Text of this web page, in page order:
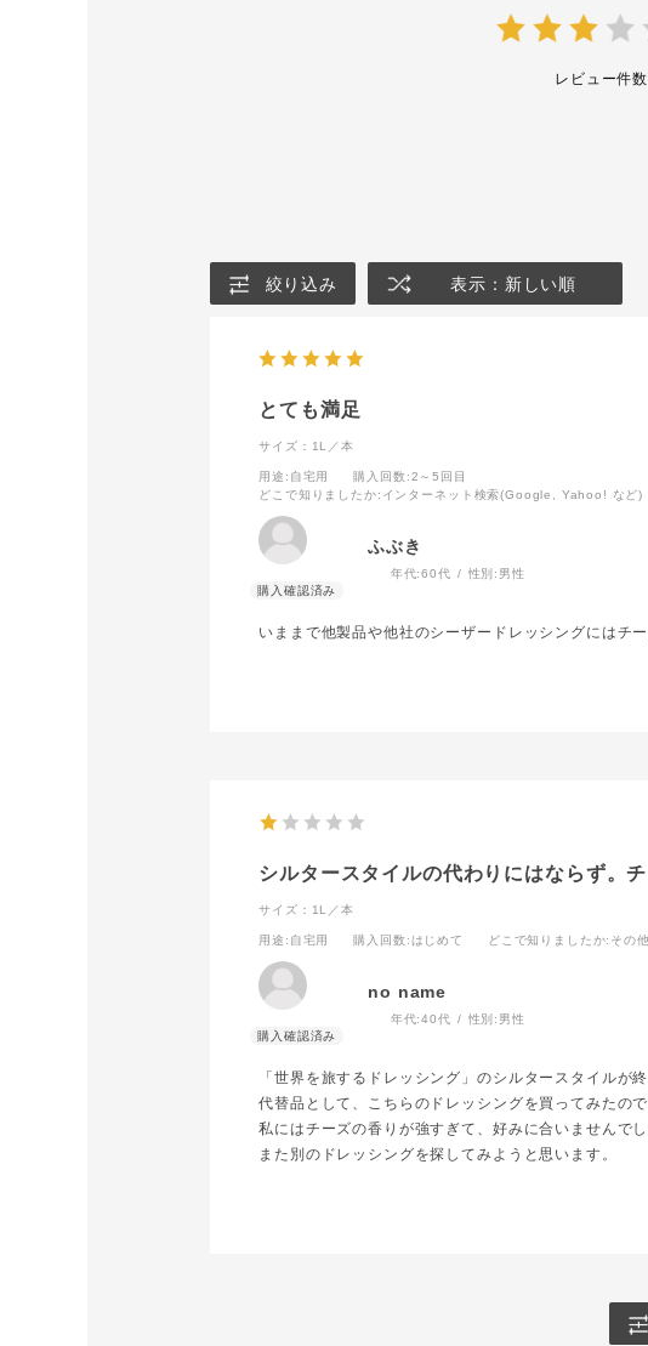
レビュー件数
絞り込み 表示：新しい順
とても満足
サイズ：1L／本
用途 :自宅用 購入回数:2～5回目
どこで知りましたか:インターネット検索(Google, Yahoo! など)
ふぶき
年代:60代 性別: 男性
いままで他製品や他社のシーザードレッシングにはチ
シルタースタイルの代わりにはならず。チ
サイズ：1L／本
用途 :自宅用 購入回数:はじめて どこで知りましたか:その他
no name
年代:40代 性別: 男性
「世界を旅するドレッシング」のシルタースタイルが
代替品として、こちらのドレッシングを買ってみたので
私にはチーズの香りが強すぎて、好みに合いませんでし
また別のドレッシングを探してみようと思います。